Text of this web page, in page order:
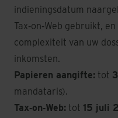
indieningsdatum
Tax‑on‑Web gebruikt,
complexiteit van uw
inkomsten.
Papieren aangifte: tot
mandataris).
Tax‑on‑Web: tot 15 juli